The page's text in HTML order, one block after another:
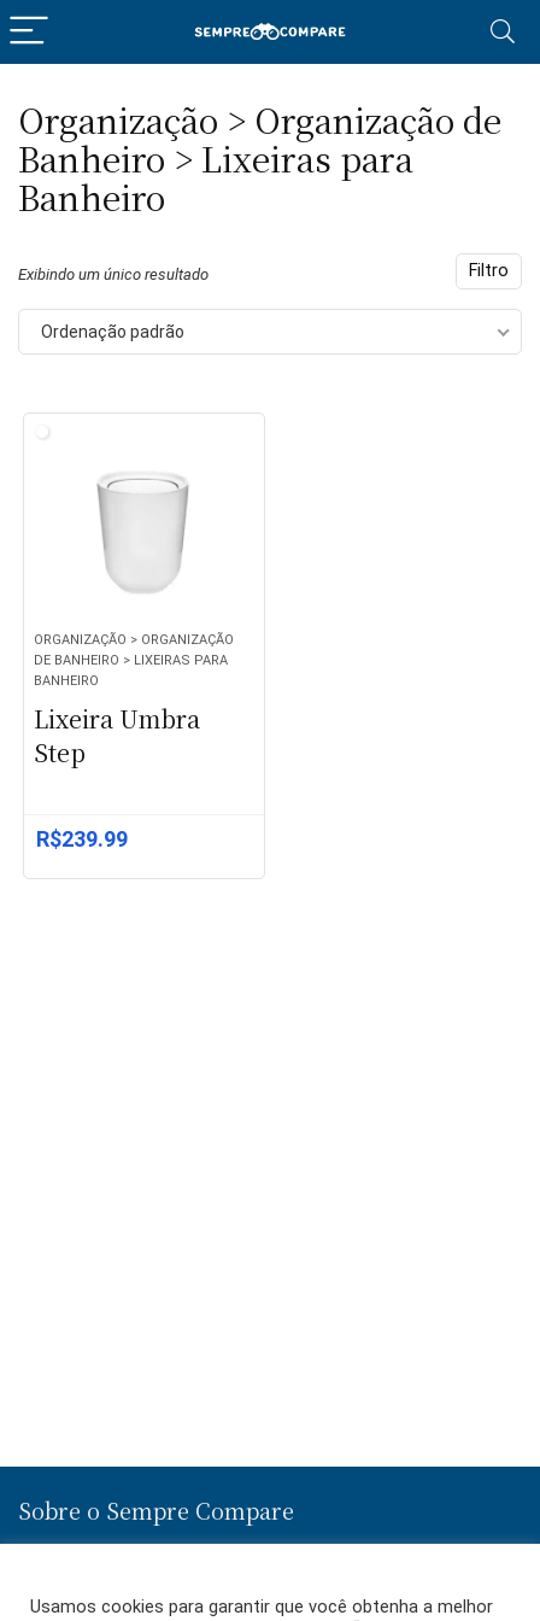
Organização > Organização de
Banheiro > Lixeiras para
Banheiro
Filtro
Exibindo um único resultado
Ordenação padrão
ORGANIZAÇÃO > ORGANIZAÇÃO
DE BANHEIRO > LIXEIRAS PARA
BANHEIRO
Lixeira Umbra
Step
R$239.99
Sobre o Sempre Compare
Usamos cookies para garantir que você obtenha a melhor